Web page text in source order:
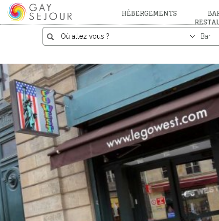
HÉBERGEMENTS